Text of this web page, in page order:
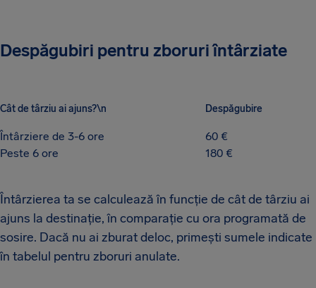
Despăgubiri pentru zboruri întârziate
Cât de târziu ai ajuns?\n Despăgubire
Întârziere de 3-6 ore
60 €
Peste 6 ore
180 €
Întârzierea ta se calculează în funcție de cât de târziu ai
ajuns la destinație, în comparație cu ora programată de
sosire. Dacă nu ai zburat deloc, primești sumele indicate
în tabelul pentru zboruri anulate.